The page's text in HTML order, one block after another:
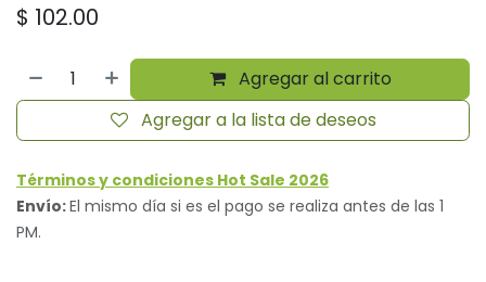
$ 102.00
Agregar al carrito
Agregar a la lista de deseos
Términos y condiciones Hot Sale 2026
Envío:El mismo día si es el pago se realiza antes de las 1
PM.